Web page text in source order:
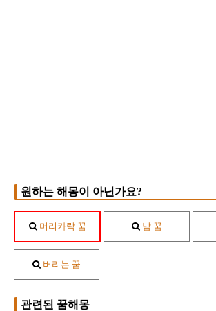
원하는 해몽이 아닌가요?
머리카락 꿈 남 꿈
버리는 꿈
관련된 꿈해몽